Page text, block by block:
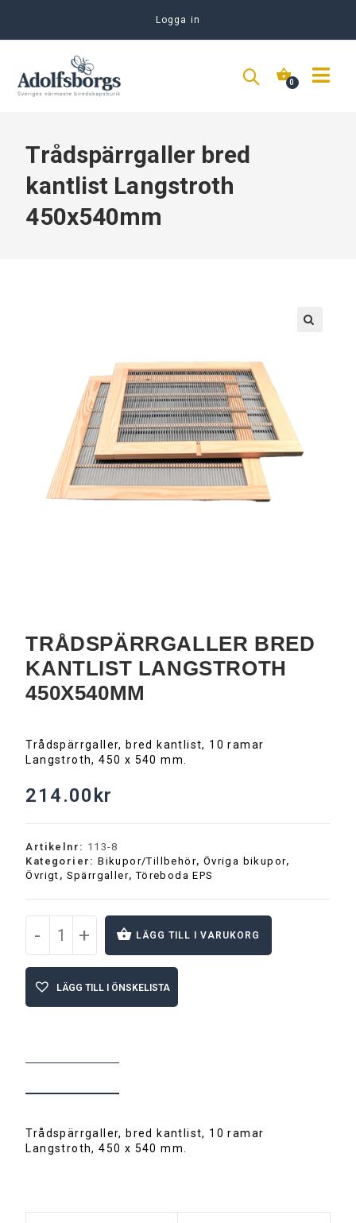
Logga in
Trådspärrgaller bred
kantlist Langstroth
450x540mm
TRÅDSPÄRRGALLER BRED
KANTLIST LANGSTROTH
450X540MM
Trådspärrgaller, bred kantlist, 10 ramar
Langstroth, 450 x 540 mm.
214.00 kr
Artikelnr: 113-8
Kategorier:Bikupor/Tillbehör, Övriga bikupor,
Övrigt , Spärrgaller,Töreboda EPS
- + LÄGG TILL I VARUKORG
e
v
:
LÄGG TILL I ÖNSKELISTA
Trådspärrgaller, bred kantlist, 10 ramar
Langstroth, 450 x 540 mm.